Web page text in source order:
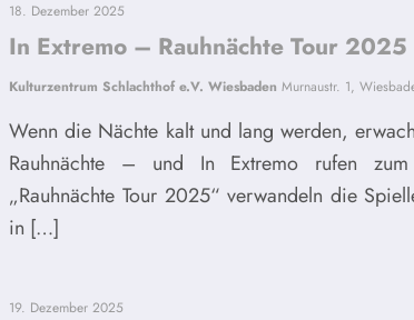
In Extremo – Rauhnächte Tour 2025
18. Dezember 2025
Kulturzentrum Schlachthof e.V. WiesbadenMurnaustr. 1,
Wenn die Nächte kalt und lang werden,
Rauhnächte – und In Extremo rufen
„Rauhnächte Tour 2025“ verwandeln die
in […]
19. Dezember 2025